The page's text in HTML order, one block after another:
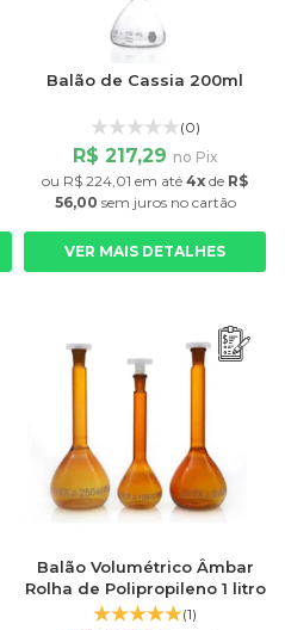
Balão de Cassia 200ml
(0)
R$ 217,29 no Pix
ou R$ 224,01 em até 4x de R$
56,00 sem jurosno cartão
VER MAIS DETALHES
Balão Volumétrico Âmbar
Rolha de Polipropileno 1 litro
(1)